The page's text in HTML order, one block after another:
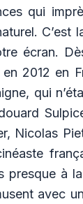
qui
C’est
écran.
2012 en
qui
Nicolas
presque à
avec